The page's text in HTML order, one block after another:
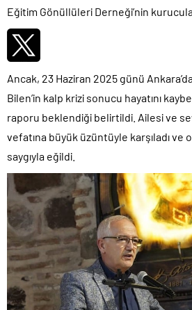
Eğitim Gönüllüleri Derneği’nin
Ancak, 23 Haziran 2025 günü
Bilen’in kalp krizi sonucu hayatını
raporu beklendiği belirtildi. Ailesi ve
vefatına büyük üzüntüyle karşıladı ve
saygıyla eğildi.